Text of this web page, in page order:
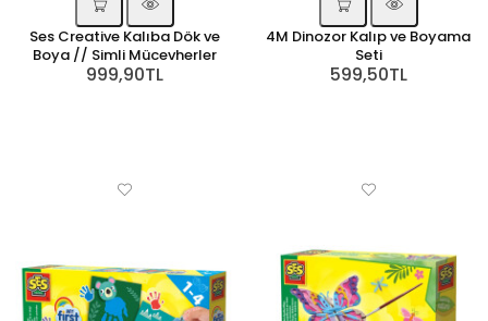
Ses Creative Kalıba Dök ve
Boya // Simli Mücevherler
999,90TL
4M Dinozor Kalıp ve Boyama
Seti
599,50TL